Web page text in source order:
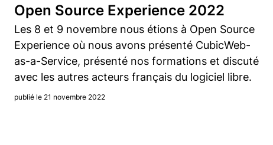
Open Source Experience 2022
Les 8 et 9 novembre nous étions à Open Source
Experience où nous avons présenté CubicWeb-
as-a-Service, présenté nos formations et discuté
avec les autres acteurs français du logiciel libre.
publié le 21 novembre 2022